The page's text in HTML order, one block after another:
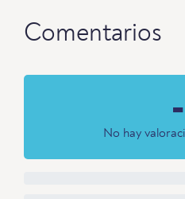
Comentarios
-
No hay